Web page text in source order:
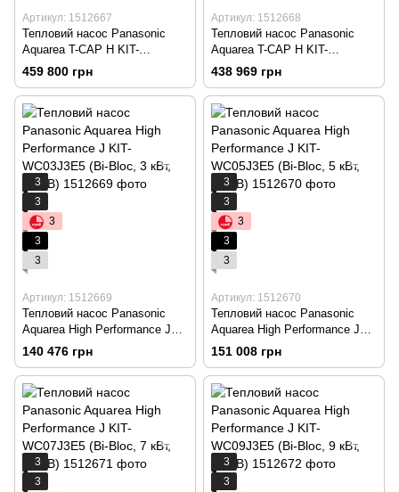
Артикул: 1512667
Тепловий насос Panasonic
Aquarea T-CAP H KIT-
AXC16HE8 (All in One, 16 кВт,
459 800 грн
Артикул: 1512668
Тепловий насос Panasonic
Aquarea T-CAP H KIT-
AXC09HE8 (All in One, 9 кВт,
438 969 грн
3
3
3
3
3
Артикул: 1512669
Тепловий насос Panasonic
Aquarea High Performance J
KIT-WC03J3E5 (Bi-Bloc, 3 кВт,
140 476 грн
3
3
3
3
3
Артикул: 1512670
Тепловий насос Panasonic
Aquarea High Performance J
KIT-WC05J3E5 (Bi-Bloc, 5 кВт,
151 008 грн
3
3
3
3